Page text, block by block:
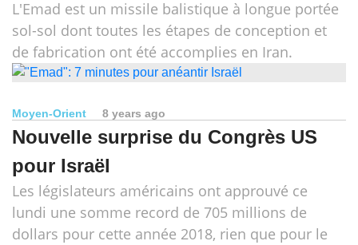
L'Emad est un missile balistique à longue portée
sol-sol dont toutes les étapes de conception et
de fabrication ont été accomplies en Iran.
Moyen-Orient 8 years ago
Nouvelle surprise du Congrès US
pour Israël
Les législateurs américains ont approuvé ce
lundi une somme record de 705 millions de
dollars pour cette année 2018, rien que pour le